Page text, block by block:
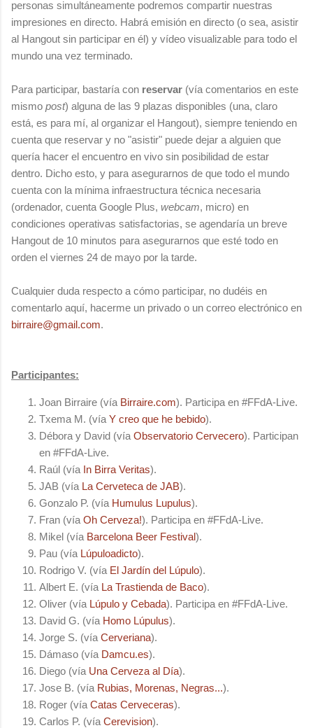
personas simultáneamente podremos compartir nuestras
impresiones en directo. Habrá emisión en directo (o sea, asistir
al Hangout sin participar en él) y vídeo visualizable para todo el
mundo una vez terminado.
Para participar, bastaría con reservar (vía comentarios en este
mismo post) alguna de las 9 plazas disponibles (una, claro
está, es para mí, al organizar el Hangout), siempre teniendo en
cuenta que reservar y no "asistir" puede dejar a alguien que
quería hacer el encuentro en vivo sin posibilidad de estar
dentro. Dicho esto, y para asegurarnos de que todo el mundo
cuenta con la mínima infraestructura técnica necesaria
(ordenador, cuenta Google Plus, webcam, micro) en
condiciones operativas satisfactorias, se agendaría un breve
Hangout de 10 minutos para asegurarnos que esté todo en
orden el viernes 24 de mayo por la tarde.
Cualquier duda respecto a cómo participar, no dudéis en
comentarlo aquí, hacerme un privado o un correo electrónico en
birraire@gmail.com.
Participantes:
Joan Birraire (vía Birraire.com). Participa en #FFdA-Live.
Txema M. (vía Y creo que he bebido).
Débora y David (vía Observatorio Cervecero). Participan
en #FFdA-Live.
Raúl (vía In Birra Veritas).
JAB (vía La Cerveteca de JAB).
Gonzalo P. (vía Humulus Lupulus).
Fran (vía Oh Cerveza!). Participa en #FFdA-Live.
Mikel (vía Barcelona Beer Festival).
Pau (vía Lúpuloadicto).
Rodrigo V. (vía El Jardín del Lúpulo).
Albert E. (vía La Trastienda de Baco).
Oliver (vía Lúpulo y Cebada). Participa en #FFdA-Live.
David G. (vía Homo Lúpulus).
Jorge S. (vía Cerveriana).
Dámaso (vía Damcu.es).
Diego (vía Una Cerveza al Día).
Jose B. (vía Rubias, Morenas, Negras...).
Roger (vía Catas Cerveceras).
Carlos P. (vía Cerevision).